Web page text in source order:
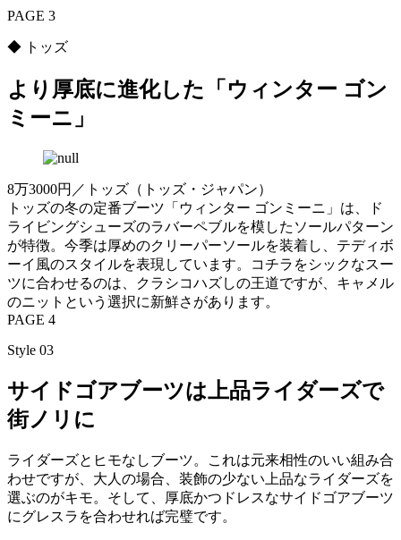
PAGE 3
◆ トッズ
より厚底に進化した「ウィンター ゴン
ミーニ」
8万3000円／トッズ（トッズ・ジャパン）
トッズの冬の定番ブーツ「ウィンター ゴンミーニ」は、ド
ライビングシューズのラバーペブルを模したソールパターン
が特徴。今季は厚めのクリーパーソールを装着し、テディボ
ーイ風のスタイルを表現しています。コチラをシックなスー
ツに合わせるのは、クラシコハズしの王道ですが、キャメル
のニットという選択に新鮮さがあります。
PAGE 4
Style 03
サイドゴアブーツは上品ライダーズで
街ノリに
ライダーズとヒモなしブーツ。これは元来相性のいい組み合
わせですが、大人の場合、装飾の少ない上品なライダーズを
選ぶのがキモ。そして、厚底かつドレスなサイドゴアブーツ
にグレスラを合わせれば完璧です。